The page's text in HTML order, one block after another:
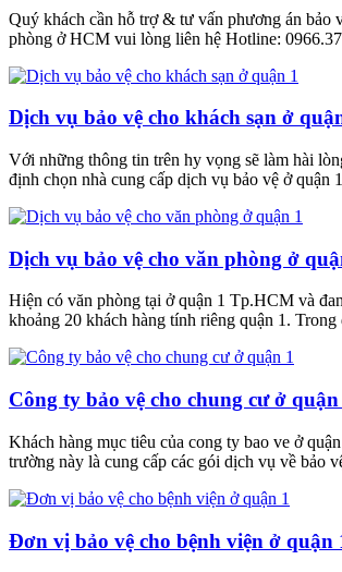
Quý khách cần hỗ trợ & tư vấn phương án bảo
phòng ở HCM vui lòng liên hệ Hotline:
Dịch vụ bảo vệ cho khách sạn ở
Với những thông tin trên hy vọng sẽ làm hài
định chọn nhà cung cấp dịch vụ bảo vệ ở quận
Dịch vụ bảo vệ cho văn phòng ở
Hiện có văn phòng tại ở quận 1 Tp.HCM và
khoảng 20 khách hàng tính riêng quận 1. Trong
Công ty bảo vệ cho chung cư ở quận
Khách hàng mục tiêu của cong ty bao ve ở
trường này là cung cấp các gói dịch vụ về bảo
Đơn vị bảo vệ cho bệnh viện ở quận